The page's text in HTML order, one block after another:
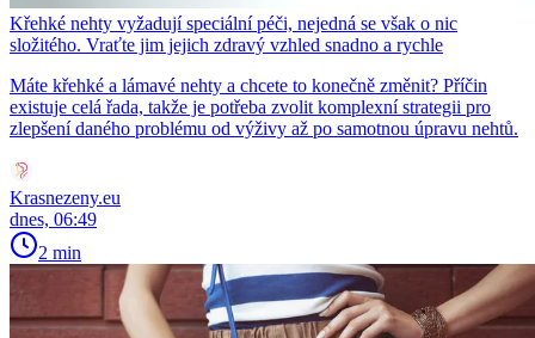
Křehké nehty vyžadují speciální péči, nejedná se však o nic
složitého. Vraťte jim jejich zdravý vzhled snadno a rychle
Máte křehké a lámavé nehty a chcete to konečně změnit? Příčin
existuje celá řada, takže je potřeba zvolit komplexní strategii pro
zlepšení daného problému od výživy až po samotnou úpravu nehtů.
Krasnezeny.eu
dnes, 06:49
2 min